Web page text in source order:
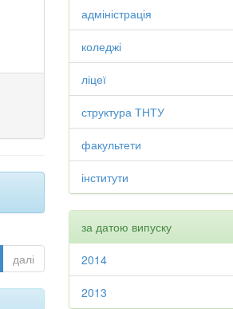
далі
адміністрація
коледжі
ліцеї
структура ТНТУ
факультети
інститути
за датою випуску
2014
2013